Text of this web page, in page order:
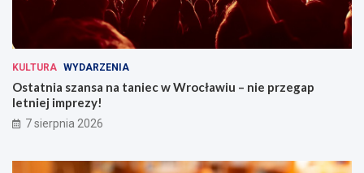
KULTURA WYDARZENIA
Ostatnia szansa na taniec w Wrocławiu – nie przegap
letniej imprezy!
7 sierpnia 2026